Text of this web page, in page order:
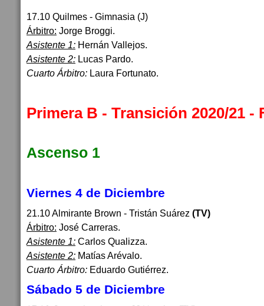
17.10 Quilmes - Gimnasia (J)
Árbitro: Jorge Broggi.
Asistente 1: Hernán Vallejos.
Asistente 2: Lucas Pardo.
Cuarto Árbitro: Laura Fortunato.
Primera B - Transición 2020/21 -
Ascenso 1
Viernes 4 de Diciembre
21.10 Almirante Brown - Tristán Suárez (TV)
Árbitro: José Carreras.
Asistente 1: Carlos Qualizza.
Asistente 2: Matías Arévalo.
Cuarto Árbitro: Eduardo Gutiérrez.
Sábado 5 de Diciembre